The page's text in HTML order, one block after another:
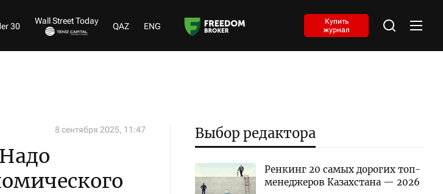
30
Wall Street Today
QAZ ENG
Купить
журнал
8 сентября 2025, 11:47 Выбор редактора
Ренкинг 20 самых дорогих топ-
менеджеров Казахстана — 2026